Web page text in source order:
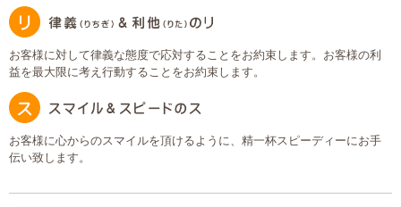
お客様に対して律義な態度で応対することをお約束します。お客様の利
益を最大限に考え行動することをお約束します。
お客様に心からのスマイルを頂けるように、精一杯スピーディーにお手
伝い致します。